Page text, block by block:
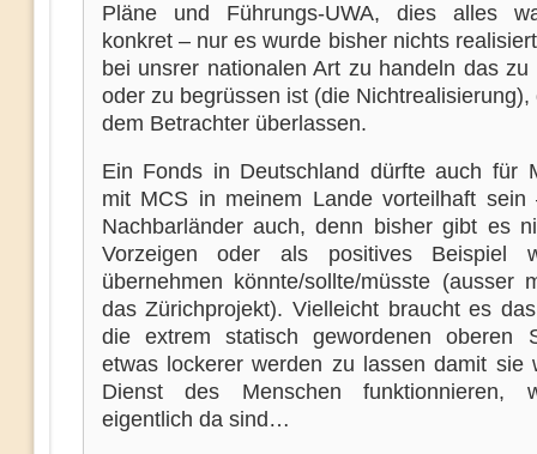
Pläne und Führungs-UWA, dies alles
konkret – nur es wurde bisher nichts
bei unsrer nationalen Art zu handeln das zu
oder zu begrüssen ist (die Nichtrealisierung),
dem Betrachter überlassen.
Ein Fonds in Deutschland dürfte auch für
mit MCS in meinem Lande vorteilhaft
Nachbarländer auch, denn bisher gibt es
Vorzeigen oder als positives Beispiel
übernehmen könnte/sollte/müsste (ausser
das Zürichprojekt). Vielleicht braucht es
die extrem statisch gewordenen oberen
etwas lockerer werden zu lassen damit sie
Dienst des Menschen funktionnieren,
eigentlich da sind…